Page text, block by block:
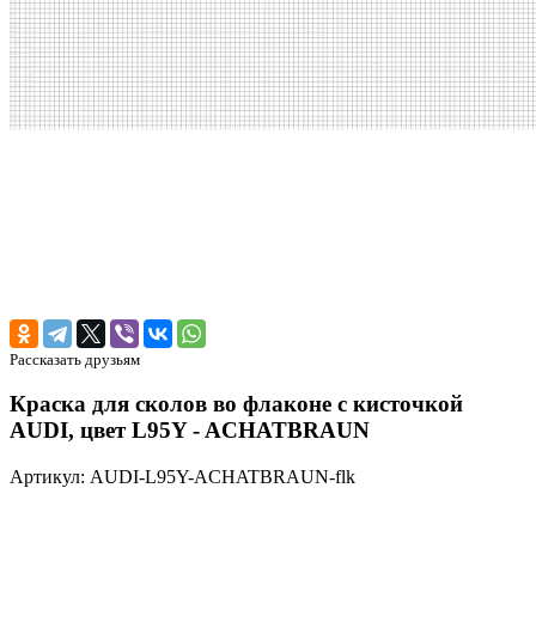
Рассказать друзьям
Краска для сколов во флаконе с кисточкой
AUDI, цвет L95Y - ACHATBRAUN
Артикул: AUDI-L95Y-ACHATBRAUN-flk